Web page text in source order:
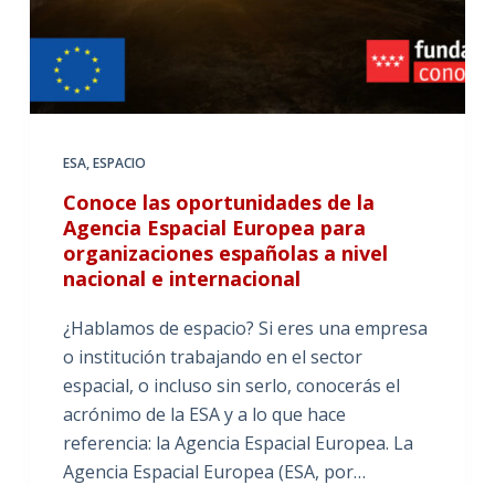
ESA,ESPACIO
Conoce las oportunidades de la
Agencia Espacial Europea para
organizaciones españolas a nivel
nacional e internacional
¿Hablamos de espacio? Si eres una empresa
o institución trabajando en el sector
espacial, o incluso sin serlo, conocerás el
acrónimo de la ESA y a lo que hace
referencia: la Agencia Espacial Europea. La
Agencia Espacial Europea (ESA, por…